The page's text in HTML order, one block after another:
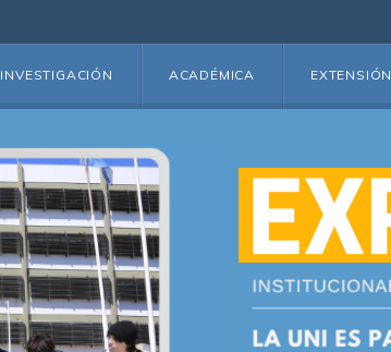
INVESTIGACIÓN ACADÉMICA EXTENSIÓN